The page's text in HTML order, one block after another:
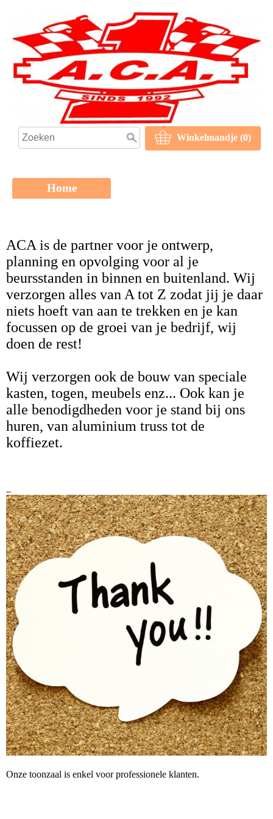
Winkelmandje (0)
Home
ACA is de partner voor je ontwerp,
planning en opvolging voor al je
beursstanden in binnen en buitenland. Wij
verzorgen alles van A tot Z zodat jij je daar
niets hoeft van aan te trekken en je kan
focussen op de groei van je bedrijf, wij
doen de rest!
Wij verzorgen ook de bouw van speciale
kasten, togen, meubels enz... Ook kan je
alle benodigdheden voor je stand bij ons
huren, van aluminium truss tot de
koffiezet.
Onze toonzaal is enkel voor professionele klanten.